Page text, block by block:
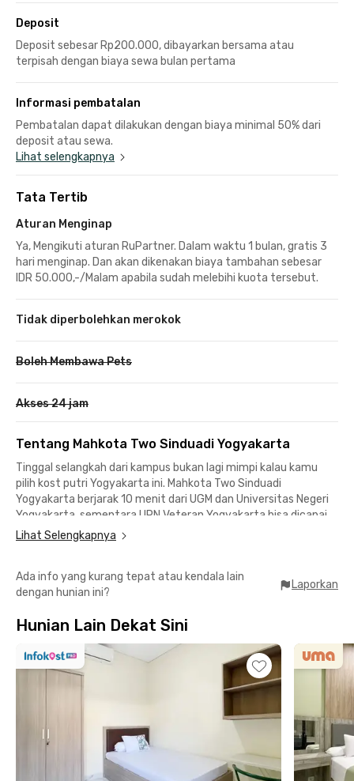
Deposit
Deposit sebesar Rp200.000, dibayarkan bersama atau
terpisah dengan biaya sewa bulan pertama
Informasi pembatalan
Pembatalan dapat dilakukan dengan biaya minimal 50% dari
deposit atau sewa.
Lihat selengkapnya
Tata Tertib
Aturan Menginap
Ya, Mengikuti aturan RuPartner. Dalam waktu 1 bulan, gratis 3
hari menginap. Dan akan dikenakan biaya tambahan sebesar
IDR 50.000,-/Malam apabila sudah melebihi kuota tersebut.
Tidak diperbolehkan merokok
Boleh Membawa Pets
Akses 24 jam
Tentang Mahkota Two Sinduadi Yogyakarta
Tinggal selangkah dari kampus bukan lagi mimpi kalau kamu
pilih kost putri Yogyakarta ini. Mahkota Two Sinduadi
Yogyakarta berjarak 10 menit dari UGM dan Universitas Negeri
Yogyakarta, sementara UPN Veteran Yogyakarta bisa dicapai
dalam 13 menit berkendara.
bekerja di kawasan Kaliurang, Depok, Pogung Lor, maupun
Godean dengan jarak tempuh kurang dari 20 menit berkendara.
dari kost Jogja ini sehingga kamu nggak perlu pusing soal
belanja bulanan maupun mengisi perut.
Mutiara Two Sinduadi Yogyakarta menyediakan kamar
berfurnitur dengan jendela berpemandangan dalam atau ke
luar, pilihan AC atau no-AC, serta kamar mandi dalam yang
harga sewanya sudah termasuk listrik. Fasilitas bersamanya
termasuk dapur, kompor, area parkir, dan area jemur. Yuk,
segera booking kost putri Yogyakarta ini biar nggak kehabisan
Lihat Selengkapnya
Ada info yang kurang tepat atau kendala lain
dengan hunian ini?
Laporkan
Hunian Lain Dekat Sini